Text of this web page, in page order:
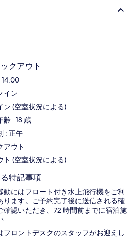
クアウト
イン
ン (空室状況による)
: 18 歳
: 正午
アウト
ト (空室状況による)
特記事項
動にはフロート付き水上飛行機をご利
ります。ご予約完了後に送信される確
確認いただき、72 時間前までに宿泊施
フロントデスクのスタッフがお迎えし